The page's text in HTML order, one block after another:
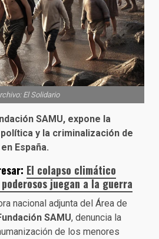
El Solidario
SAMU, expone la
y la criminalización de
España.
El colapso climático
juegan a la guerra
nacional adjunta del Área de
SAMU, denuncia la
de los menores